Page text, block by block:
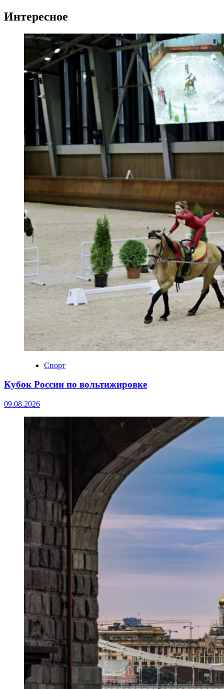
Интересное
Спорт
Кубок России по вольтижировке
09.08.2026